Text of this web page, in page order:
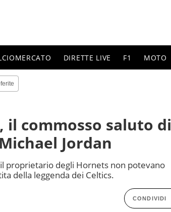
DIRETTE LIVE F1 MOTO
il commosso saluto di
Jordan
proprietario degli Hornets non potevano
della leggenda dei Celtics.
CONDIVIDI